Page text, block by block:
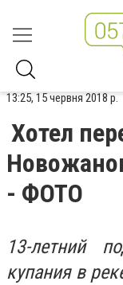
13:25, 15 червня 2018 р.
Хотел
- ФОТО
13-летний
купания в